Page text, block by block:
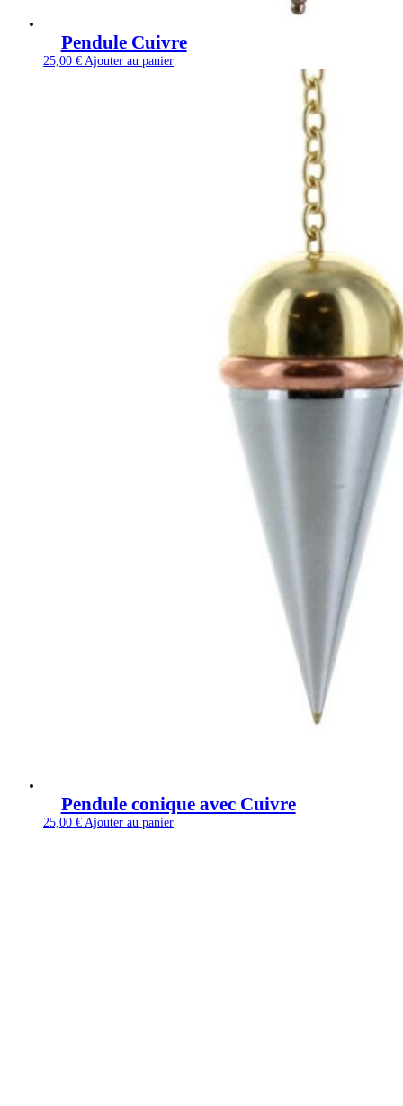
Pendule Cuivre
25,00 € Ajouter au panier
Pendule conique avec Cuivre
25,00 € Ajouter au panier